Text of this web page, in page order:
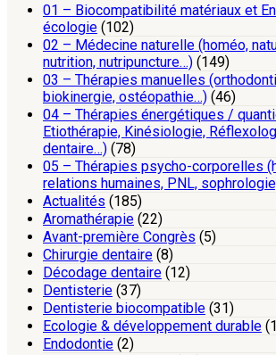
01 – Biocompatibilité matériaux et
écologie (102)
02 – Médecine naturelle (homéo,
nutrition, nutripuncture…) (149)
03 – Thérapies manuelles
biokinergie, ostéopathie…) (46)
04 – Thérapies énergétiques /
Etiothérapie, Kinésiologie,
dentaire…) (78)
05 – Thérapies psycho-corporelles
relations humaines, PNL,
Actualités (185)
Aromathérapie (22)
Avant-première Congrès (5)
Chirurgie dentaire (8)
Décodage dentaire (12)
Dentisterie (37)
Dentisterie biocompatible (31)
Ecologie & développement durable
Endodontie (2)